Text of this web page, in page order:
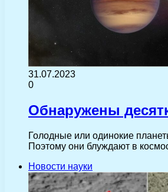
31.07.2023
0
Обнаружены
Голодные или одинокие
Поэтому они блуждают в
Новости науки